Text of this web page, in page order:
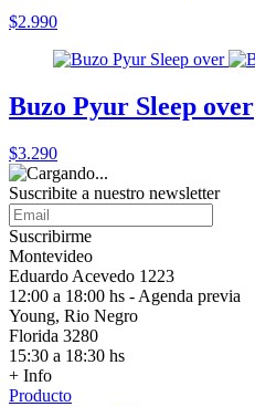
$2.990
Buzo Pyur Sleep over
$3.290
Suscribite a nuestro newsletter
Suscribirme
Montevideo
Eduardo Acevedo 1223
12:00 a 18:00 hs - Agenda previa
Young, Rio Negro
Florida 3280
15:30 a 18:30 hs
+ Info
Producto